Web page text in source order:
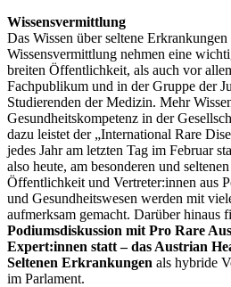
Wissensvermittlung
Das Wissen über seltene
Wissensvermittlung nehmen eine
breiten Öffentlichkeit, als auch vor
Fachpublikum und in der Gruppe der
Studierenden der Medizin. Mehr
Gesundheitskompetenz in der
dazu leistet der „International Rare
jedes Jahr am letzten Tag im Februar
also heute, am besonderen und
Öffentlichkeit und Vertreter:innen aus
und Gesundheitswesen werden mit
aufmerksam gemacht. Darüber hinaus
Podiumsdiskussion mit Pro Rare
Expert:innen statt – das Austrian
Seltenen Erkrankungen als hybride
im Parlament.